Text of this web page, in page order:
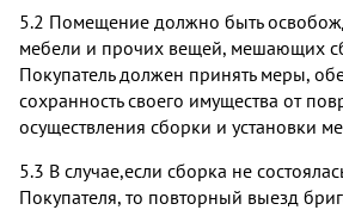
5.2 Помещение должно быть
мебели и прочих вещей, мешающих
Покупатель должен принять меры,
сохранность своего имущества от
осуществления сборки и установки
5.3 В случае,если сборка не
Покупателя, то повторный выезд